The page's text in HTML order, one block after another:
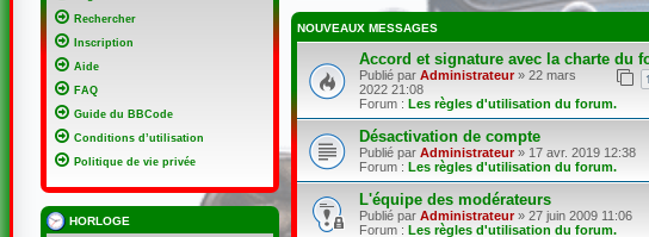
NOUVEAUX MESSAGES
Accord et signature avec la charte du
1
Publié par Administrateur» 22 mars
2022 21:08
Forum : Les règles d'utilisation du forum.
Désactivation de compte
Publié par Administrateur» 17 avr. 2019 12:38
Forum : Les règles d'utilisation du forum.
L'équipe des modérateurs
Publié par Administrateur» 27 juin 2009 11:06
Forum : Les règles d'utilisation du forum.
Rechercher
Inscription
Aide
FAQ
Guide du BBCode
Conditions d’utilisation
Politique de vie privée
HORLOGE